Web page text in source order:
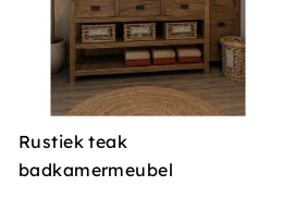
Rustiek teak
badkamermeubel